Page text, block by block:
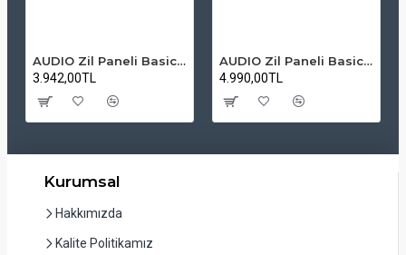
AUDIO Zil Paneli Basic Hpli Çift Buton 14'lü Sesli Apartman Diafon Kapı Paneli
3.942,00TL
AUDIO Zil Paneli Basic Hpli Çift Buton 20'li Sesli Apartman Diafon Kapı Paneli
4.990,00TL
Kurumsal
Hakkımızda
Kalite Politikamız